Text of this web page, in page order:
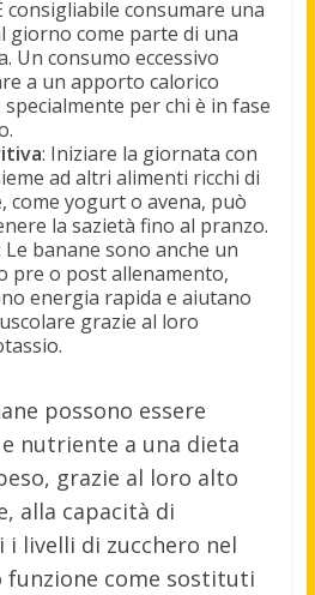
consigliabile consumare una
giorno come parte di una
Un consumo eccessivo
a un apporto calorico
per chi è in fase
: Iniziare la giornata con
ad altri alimenti ricchi di
come yogurt o avena, può
la sazietà fino al pranzo.
Le banane sono anche un
pre o post allenamento,
energia rapida e aiutano
grazie al loro
possono essere
e nutriente a una dieta
grazie al loro alto
alla capacità di
livelli di zucchero nel
funzione come sostituti